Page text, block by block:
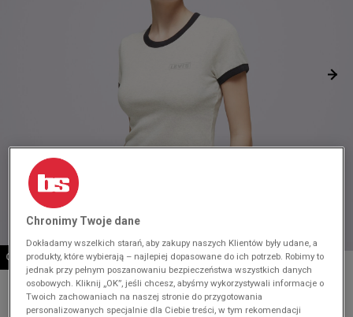
OSTATNIE SZTUKI
* Zdjęcie poglądowe
LEVI'S T-SHIRT GRAPHIC RINGER MINI TEE
GREYS
Chronimy Twoje dane
Dokładamy wszelkich starań, aby zakupy naszych Klientów były udane, a
produkty, które wybierają – najlepiej dopasowane do ich potrzeb. Robimy to
jednak przy pełnym poszanowaniu bezpieczeństwa wszystkich danych
osobowych. Kliknij „OK”, jeśli chcesz, abyśmy wykorzystywali informacje o
Twoich zachowaniach na naszej stronie do przygotowania
personalizowanych specjalnie dla Ciebie treści, w tym rekomendacji